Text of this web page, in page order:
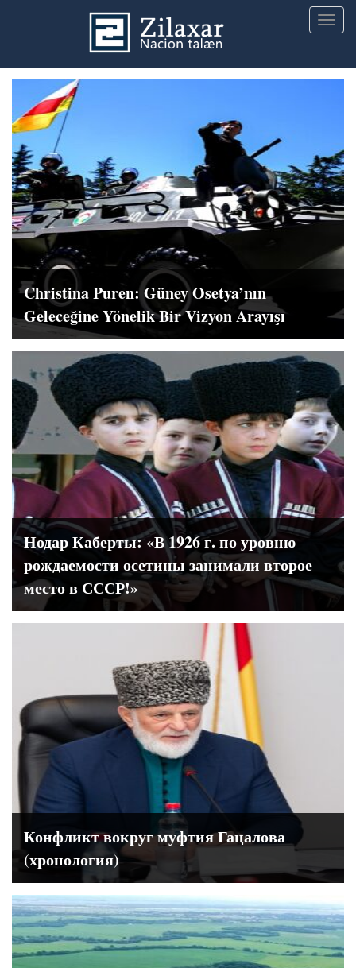
Christina Puren: Güney Osetya’nın
Geleceğine Yönelik Bir Vizyon Arayışı
Нодар Каберты: «В 1926 г. по уровню
рождаемости осетины занимали второе
место в СССР!»
Конфликт вокруг муфтия Гацалова
(хронология)